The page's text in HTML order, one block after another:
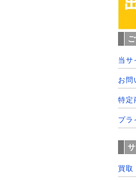
当サ
お問
特定
プラ
買取